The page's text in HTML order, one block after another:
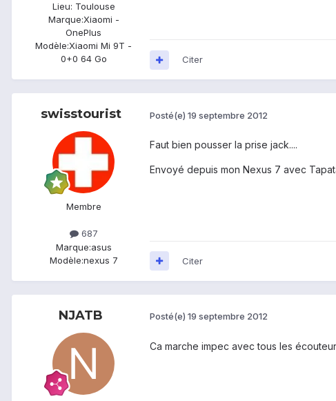
Lieu: Toulouse
Marque:Xiaomi -
OnePlus
Modèle:Xiaomi Mi 9T -
0+0 64 Go
Citer
swisstourist
Membre
687
Marque:asus
Modèle:nexus 7
Posté(e) 19 septembre 2012
Faut bien pousser la prise jack....
Envoyé depuis mon Nexus 7 avec
Citer
NJATB Posté(e) 19 septembre 2012
Ca marche impec avec tous les